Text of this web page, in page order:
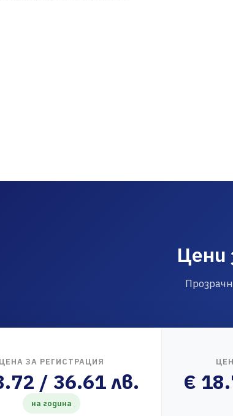
Цени
ЦЕНА ЗА РЕГИСТРАЦИЯ
/ 36.61 лв.
на година
€